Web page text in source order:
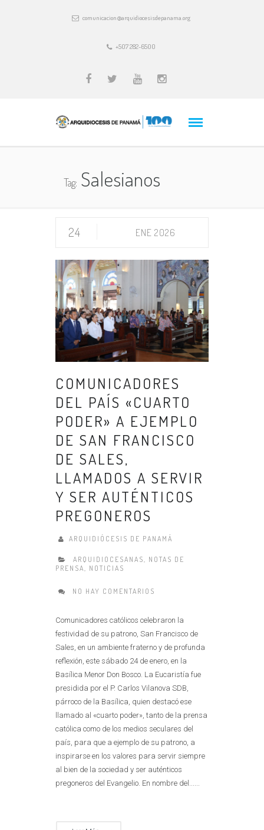
comunicacion@arquidiocesisdepanama.org
+507 282-6500
Tag:Salesianos
24 ENE 2026
COMUNICADORES
DEL PAÍS «CUARTO
PODER» A EJEMPLO
DE SAN FRANCISCO
DE SALES,
LLAMADOS A SERVIR
Y SER AUTÉNTICOS
PREGONEROS
ARQUIDIÓCESIS DE PANAMÁ
ARQUIDIOCESANAS, NOTAS DE
PRENSA, NOTICIAS
NO HAY COMENTARIOS
Comunicadores católicos celebraron la
festividad de su patrono, San Francisco de
Sales, en un ambiente fraterno y de profunda
reflexión, este sábado 24 de enero, en la
Basílica Menor Don Bosco. La Eucaristía fue
presidida por el P. Carlos Vilanova SDB,
párroco de la Basílica, quien destacó ese
llamado al «cuarto poder», tanto de la prensa
católica como de los medios seculares del
país, para que a ejemplo de su patrono, a
inspirarse en los valores para servir siempre
al bien de la sociedad y ser auténticos
pregoneros del Evangelio. En nombre del......